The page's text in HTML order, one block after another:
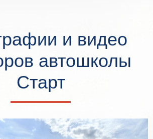
и видео
автошколы
Старт